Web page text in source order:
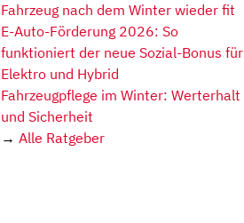
Fahrzeug nach dem Winter wieder fit
E-Auto-Förderung 2026: So
funktioniert der neue Sozial-Bonus für
Elektro und Hybrid
Fahrzeugpflege im Winter: Werterhalt
und Sicherheit
→ Alle Ratgeber